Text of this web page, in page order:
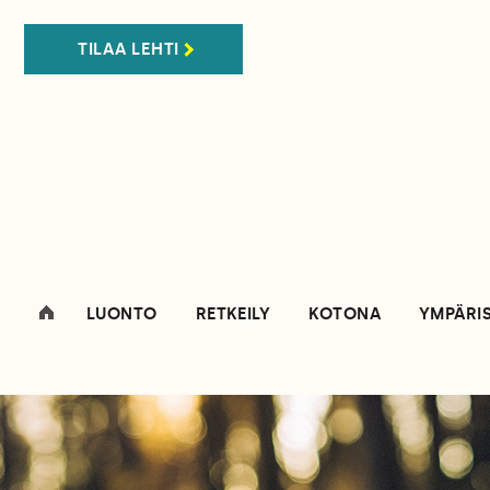
TILAA LEHTI
LUONTO RETKEILY KOTONA